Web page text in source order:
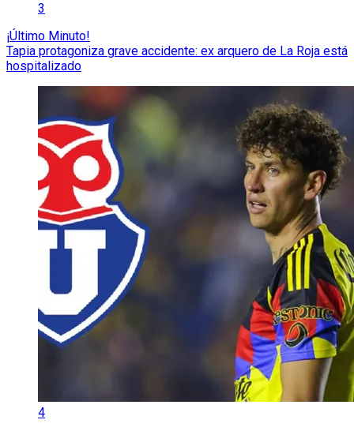
3
¡Último Minuto!
Tapia protagoniza grave accidente: ex arquero de La Roja está
hospitalizado
4